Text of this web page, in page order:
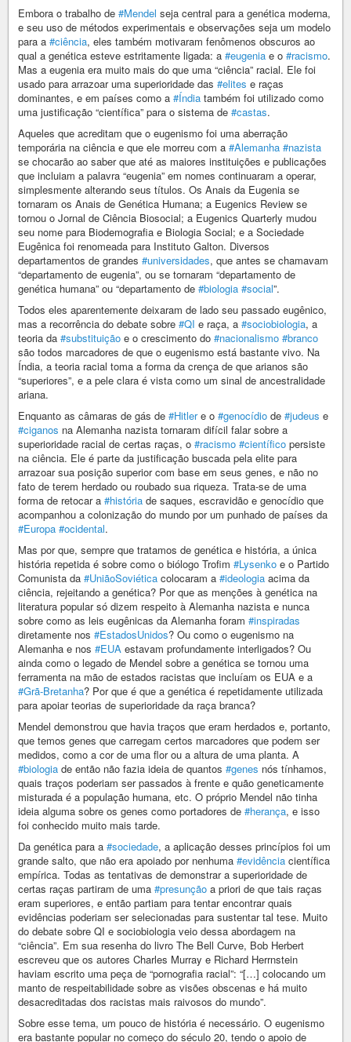
Embora o trabalho de #Mendel seja central para a genética moderna,
e seu uso de métodos experimentais e observações seja um modelo
para a #ciência, eles também motivaram fenômenos obscuros ao
qual a genética esteve estritamente ligada: a #eugenia e o #racismo.
Mas a eugenia era muito mais do que uma “ciência” racial. Ele foi
usado para arrazoar uma superioridade das #elites e raças
dominantes, e em países como a #Índia também foi utilizado como
uma justificação “científica” para o sistema de #castas.
Aqueles que acreditam que o eugenismo foi uma aberração
temporária na ciência e que ele morreu com a #Alemanha #nazista
se chocarão ao saber que até as maiores instituições e publicações
que incluiam a palavra “eugenia” em nomes continuaram a operar,
simplesmente alterando seus títulos. Os Anais da Eugenia se
tornaram os Anais de Genética Humana; a Eugenics Review se
tornou o Jornal de Ciência Biosocial; a Eugenics Quarterly mudou
seu nome para Biodemografia e Biologia Social; e a Sociedade
Eugênica foi renomeada para Instituto Galton. Diversos
departamentos de grandes #universidades, que antes se chamavam
“departamento de eugenia”, ou se tornaram “departamento de
genética humana” ou “departamento de #biologia #social”.
Todos eles aparentemente deixaram de lado seu passado eugênico,
mas a recorrência do debate sobre #QI e raça, a #sociobiologia, a
teoria da #substituição e o crescimento do #nacionalismo #branco
são todos marcadores de que o eugenismo está bastante vivo. Na
Índia, a teoria racial toma a forma da crença de que arianos são
“superiores”, e a pele clara é vista como um sinal de ancestralidade
ariana.
Enquanto as câmaras de gás de #Hitlere o #genocídio de #judeus e
#ciganos na Alemanha nazista tornaram difícil falar sobre a
superioridade racial de certas raças, o #racismo #científico persiste
na ciência. Ele é parte da justificação buscada pela elite para
arrazoar sua posição superior com base em seus genes, e não no
fato de terem herdado ou roubado sua riqueza. Trata-se de uma
forma de retocar a #história de saques, escravidão e genocídio que
acompanhou a colonização do mundo por um punhado de países da
#Europa #ocidental.
Mas por que, sempre que tratamos de genética e história, a única
história repetida é sobre como o biólogo Trofim #Lysenko e o Partido
Comunista da #UniãoSoviética colocaram a #ideologia acima da
ciência, rejeitando a genética? Por que as menções à genética na
literatura popular só dizem respeito à Alemanha nazista e nunca
sobre como as leis eugênicas da Alemanha foram #inspiradas
diretamente nos #EstadosUnidos? Ou como o eugenismo na
Alemanha e nos #EUA estavam profundamente interligados? Ou
ainda como o legado de Mendel sobre a genética se tornou uma
ferramenta na mão de estados racistas que incluíam os EUA e a
#Grã-Bretanha? Por que é que a genética é repetidamente utilizada
para apoiar teorias de superioridade da raça branca?
Mendel demonstrou que havia traços que eram herdados e, portanto,
que temos genes que carregam certos marcadores que podem ser
medidos, como a cor de uma flor ou a altura de uma planta. A
#biologia de então não fazia ideia de quantos #genes nós tínhamos,
quais traços poderiam ser passados à frente e quão geneticamente
misturada é a população humana, etc. O próprio Mendel não tinha
ideia alguma sobre os genes como portadores de #herança, e isso
foi conhecido muito mais tarde.
Da genética para a #sociedade, a aplicação desses princípios foi um
grande salto, que não era apoiado por nenhuma #evidência científica
empírica. Todas as tentativas de demonstrar a superioridade de
certas raças partiram de uma #presunção a priori de que tais raças
eram superiores, e então partiam para tentar encontrar quais
evidências poderiam ser selecionadas para sustentar tal tese. Muito
do debate sobre QI e sociobiologia veio dessa abordagem na
“ciência”. Em sua resenha do livro The Bell Curve, Bob Herbert
escreveu que os autores Charles Murray e Richard Herrnstein
haviam escrito uma peça de “pornografia racial”: “[…] colocando um
manto de respeitabilidade sobre as visões obscenas e há muito
desacreditadas dos racistas mais raivosos do mundo”.
Sobre esse tema, um pouco de história é necessário. O eugenismo
era bastante popular no começo do século 20, tendo o apoio de